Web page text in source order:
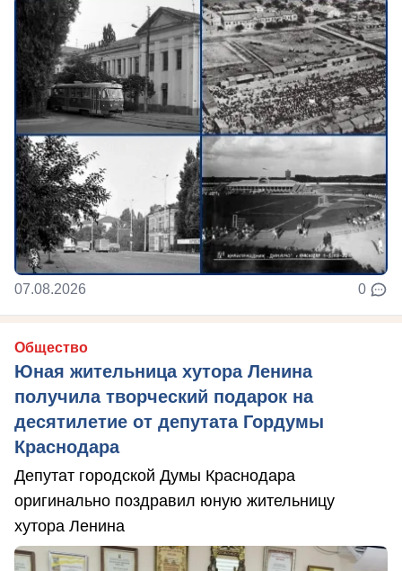
07.08.2026 0
Общество
Юная жительница хутора Ленина
получила творческий подарок на
десятилетие от депутата Гордумы
Краснодара
Депутат городской Думы Краснодара
оригинально поздравил юную жительницу
хутора Ленина